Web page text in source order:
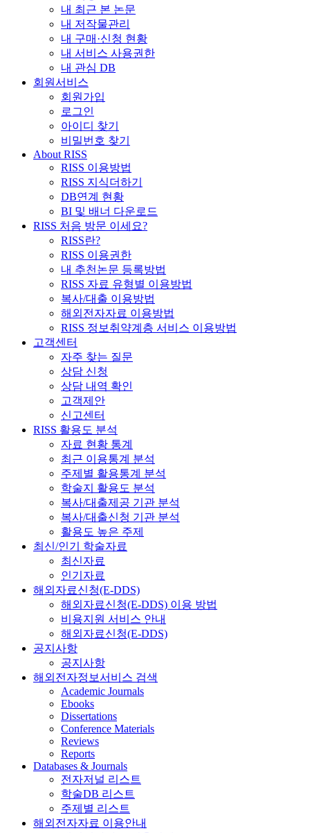
내 최근 본 논문
내 저작물관리
내 구매·신청 현황
내 서비스 사용권한
내 관심 DB
회원서비스
회원가입
로그인
아이디 찾기
비밀번호 찾기
About RISS
RISS 이용방법
RISS 지식더하기
DB연계 현황
BI 및 배너 다운로드
RISS 처음 방문 이세요?
RISS란?
RISS 이용권한
내 추천논문 등록방법
RISS 자료 유형별 이용방법
복사/대출 이용방법
해외전자자료 이용방법
RISS 정보취약계층 서비스 이용방법
고객센터
자주 찾는 질문
상담 신청
상담 내역 확인
고객제안
신고센터
RISS 활용도 분석
자료 현황 통계
최근 이용통계 분석
주제별 활용통계 분석
학술지 활용도 분석
복사/대출제공 기관 분석
복사/대출신청 기관 분석
활용도 높은 주제
최신/인기 학술자료
최신자료
인기자료
해외자료신청(E-DDS)
해외자료신청(E-DDS) 이용 방법
비용지원 서비스 안내
해외자료신청(E-DDS)
공지사항
공지사항
해외전자정보서비스 검색
Academic Journals
Ebooks
Dissertations
Conference Materials
Reviews
Reports
Databases & Journals
전자저널 리스트
학술DB 리스트
주제별 리스트
해외전자자료 이용안내